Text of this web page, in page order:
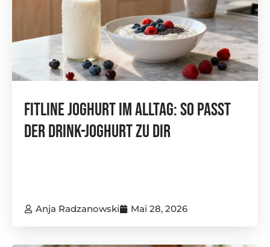
FitLine Joghurt Im Alltag: So Passt
Der Drink-Joghurt Zu Dir
Anja Radzanowski Mai 28, 2026